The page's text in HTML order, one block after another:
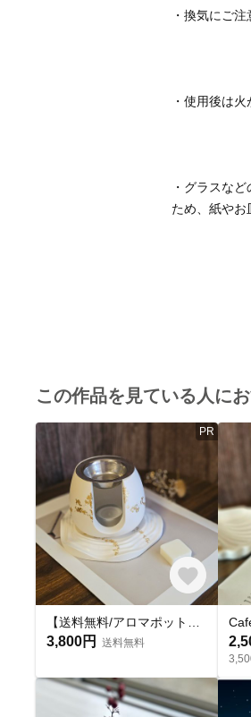
・グラスな
この作品を見ている人に
PR
3,800円 送料無料